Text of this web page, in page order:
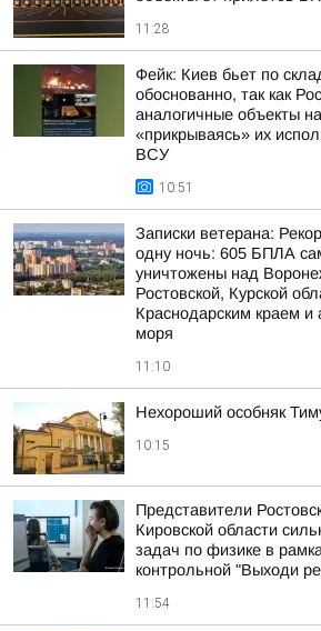
11:28
Фейк: Киев бьет по
обоснованно, так как
аналогичные объекты
«прикрываясь» их
ВСУ
10:51
Записки ветерана:
одну ночь: 605 БПЛА
уничтожены над
Ростовской, Курской
Краснодарским краем и
моря
11:10
Нехороший особняк
10:15
Представители
Кировской области
задач по физике в
контрольной "Выходи
11:54